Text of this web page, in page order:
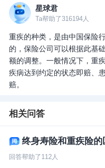
星球君
Ta帮助了 316194人
重疾的种类，是由中国保险
的，保险公司可以根据此基
额的调整。一般情况下，重
疾病达到约定的状态即赔、
赔。
相关问答
终身寿险和重疾险的
回答帮助了 112人